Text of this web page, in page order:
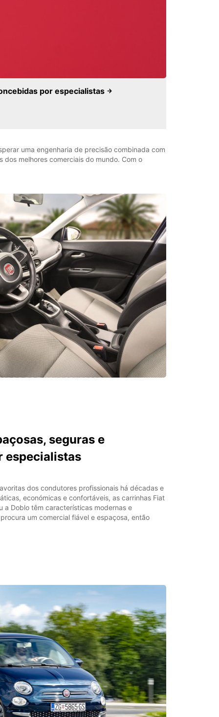
por especialistas
uma engenharia de precisão combinada com
melhores comerciais do mundo. Com o
seguras e
especialistas
dos condutores profissionais há décadas e
económicas e confortáveis, as carrinhas Fiat
a Doblo têm características modernas e
um comercial fiável e espaçosa, então